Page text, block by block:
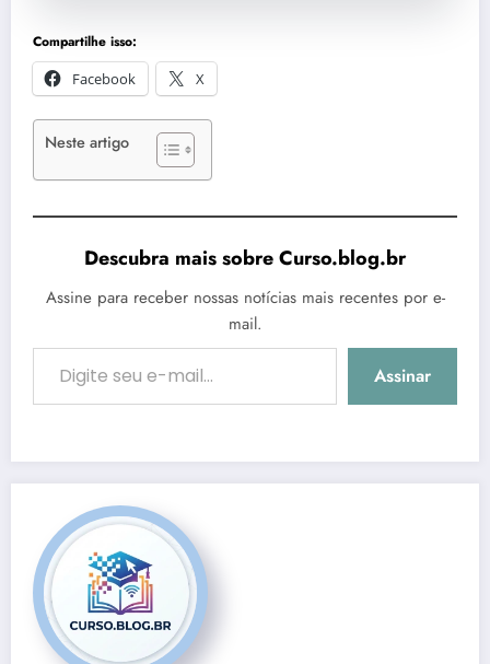
Compartilhe isso:
Facebook
X
Neste artigo
Descubra mais sobre Curso.blog.br
Assine para receber nossas notícias mais recentes por e-
mail.
Digite seu e-mail…
Assinar